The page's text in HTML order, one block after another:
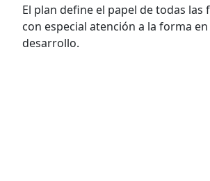
El plan define el papel de todas
con especial atención a la forma
desarrollo.